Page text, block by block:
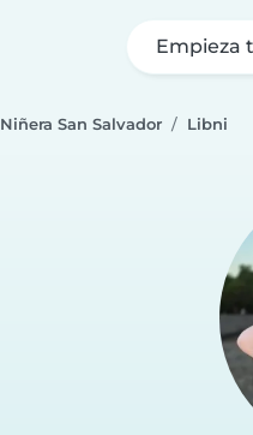
Empieza
Niñera San Salvador Libni